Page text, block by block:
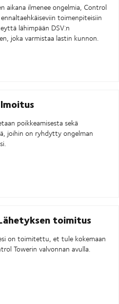
aikana ilmenee ongelmia, Control
toimenpiteisiin
lähimpään DSV:n
joka varmistaa lastin kunnon.
poikkeamisesta sekä
joihin on ryhdytty ongelman
toimitus
on toimitettu, et tule kokemaan
Towerin valvonnan avulla.